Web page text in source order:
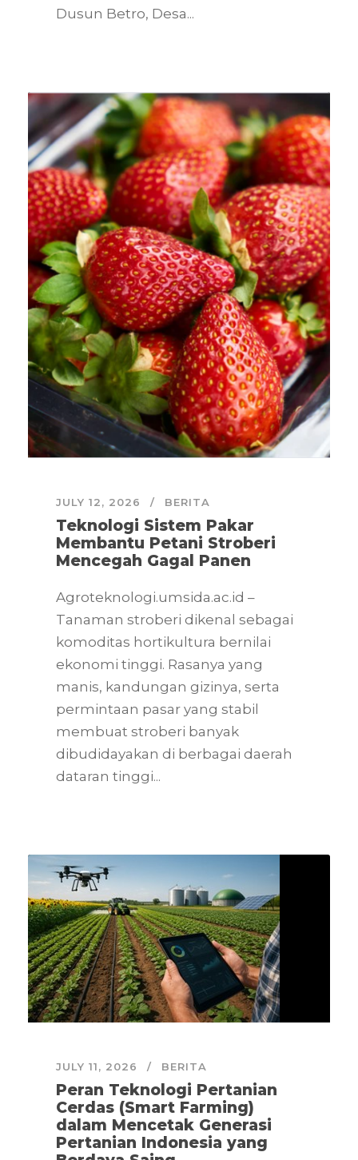
Dusun Betro, Desa...
JULY 12, 2026 BERITA
Teknologi Sistem Pakar
Membantu Petani Stroberi
Mencegah Gagal Panen
Agroteknologi.umsida.ac.id –
Tanaman stroberi dikenal sebagai
komoditas hortikultura bernilai
ekonomi tinggi. Rasanya yang
manis, kandungan gizinya, serta
permintaan pasar yang stabil
membuat stroberi banyak
dibudidayakan di berbagai daerah
dataran tinggi...
JULY 11, 2026 BERITA
Peran Teknologi Pertanian
Cerdas (Smart Farming)
dalam Mencetak Generasi
Pertanian Indonesia yang